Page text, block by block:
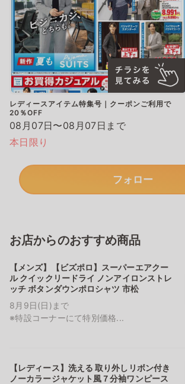
レディースアイテム特集号｜クーポンご利用で
20％OFF
08月07日〜08月07日まで
本日限り
フォロー
お店からのおすすめ商品
【メンズ】【ビズポロ】スーパーエアクー
ル クイックリードライ ノンアイロンストレ
ッチ ボタンダウンポロシャツ 市松
8月9日(日)まで
※特設コーナーにて特別価格...
【レディース】洗える 取り外しリボン付き
ノーカラージャケット風７分袖ワンピース